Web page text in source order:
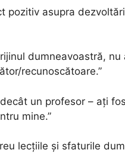
pozitiv asupra
dumneavoastră,
recunoscătoare.”
un profesor – ați
mine.”
lecțiile și sfaturile